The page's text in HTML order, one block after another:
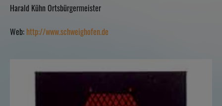
Harald Kühn Ortsbürgermeister
Web: http://www.schweighofen.de